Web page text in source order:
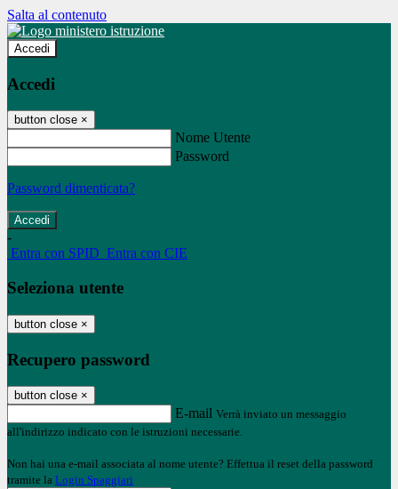
Salta al contenuto
Accedi
Accedi
button close ×
Nome Utente
Password
Password dimenticata?
-
Entra con SPID Entra con CIE
Seleziona utente
button close ×
Recupero password
button close ×
E-mail Verrà inviato un messaggio
all'indirizzo indicato con le istruzioni necessarie.
Non hai una e-mail associata al nome utente? Effettua il reset della password
tramite la Login Spaggiari